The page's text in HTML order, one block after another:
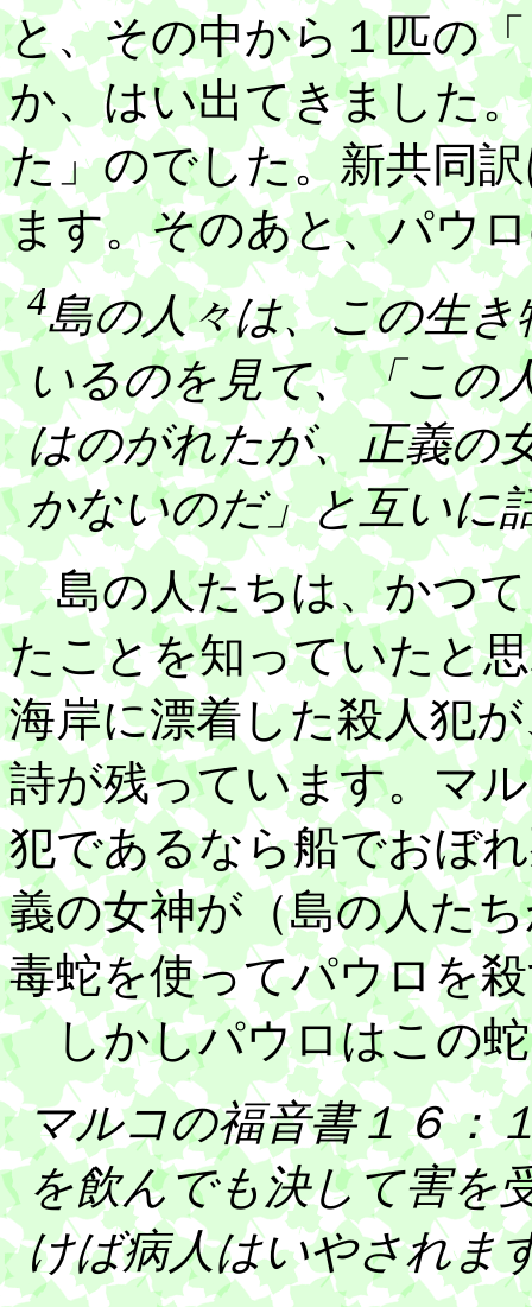
と、その中から１匹の
か、はい出てきました
た」のでした。新共同
ます。そのあと、パウ
4島の人々は、この生
いるのを見て、「この
はのがれたが、正義の
かないのだ」と互いに
島の人たちは、かつて
たことを知っていたと
海岸に漂着した殺人犯
詩が残っています。マ
犯であるなら船でおぼ
義の女神が（島の人た
毒蛇を使ってパウロを
しかしパウロはこの蛇
マルコの福音書１６：
を飲んでも決して害を
けば病人はいやされま